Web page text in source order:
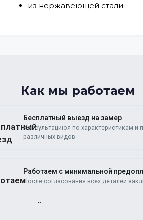
из нержавеющей стали.
Как мы работаем
Бесплатный выезд на замер
Консультациюя по характеристикам и
различных видов
Работаем c минимальной
После согласования всех деталей